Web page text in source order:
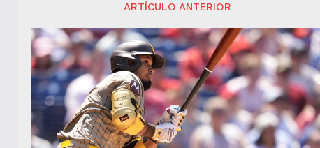
ARTÍCULO ANTERIOR